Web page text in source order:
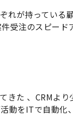
れが持ってい
受注のスピー
きた 、CRMよ
動をITで自動